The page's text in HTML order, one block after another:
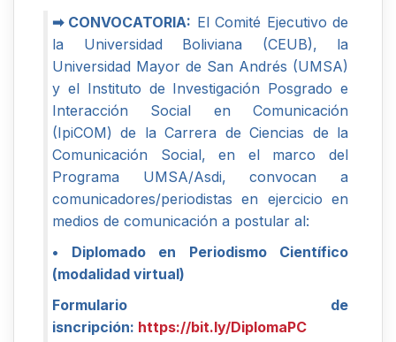
➡ CONVOCATORIA: El Comité Ejecutivo de
la Universidad Boliviana (CEUB), la
Universidad Mayor de San Andrés (UMSA)
y el Instituto de Investigación Posgrado e
Interacción Social en Comunicación
(IpiCOM) de la Carrera de Ciencias de la
Comunicación Social, en el marco del
Programa UMSA/Asdi, convocan a
comunicadores/periodistas en ejercicio en
medios de comunicación a postular al:
• Diplomado en Periodismo Científico
(modalidad virtual)
Formulario de
isncripción: https://bit.ly/DiplomaPC